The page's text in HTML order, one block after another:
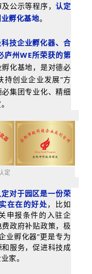
公示等程序，认定
孵化基地。
技企业孵化器、合
庐州WE所荣获的第
化基地，是对德必
持创业企业发展”方
必集团专业化、精细
定
对于园区是一份荣
在在的好处，比如
申报条件的入驻企
政府补贴政策，极
业孵化器”更是专为
服务，促进科技成
家。